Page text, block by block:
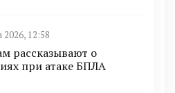
2026, 12:58
рассказывают о
при атаке БПЛА